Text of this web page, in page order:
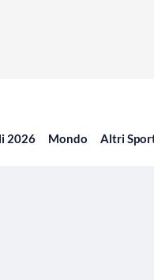
2026 Mondo Altri